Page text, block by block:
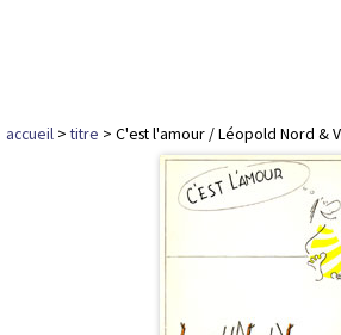
accueil >titre > C'est l'amour / Léopold Nord &